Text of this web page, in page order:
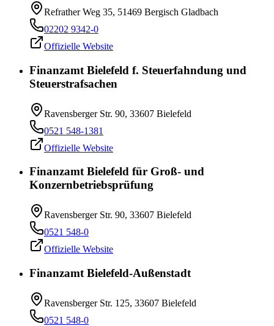
Refrather Weg 35, 51469 Bergisch Gladbach
02202 9342-0
Offizielle Website
Finanzamt Bielefeld f. Steuerfahndung und
Steuerstrafsachen
Ravensberger Str. 90, 33607 Bielefeld
0521 548-1381
Offizielle Website
Finanzamt Bielefeld für Groß- und
Konzernbetriebsprüfung
Ravensberger Str. 90, 33607 Bielefeld
0521 548-0
Offizielle Website
Finanzamt Bielefeld-Außenstadt
Ravensberger Str. 125, 33607 Bielefeld
0521 548-0